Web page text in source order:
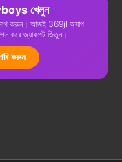
খেলুন
করুন। আজই 369jl অ্যাপ
করে জ্যাকপট জিতুন।
করুন